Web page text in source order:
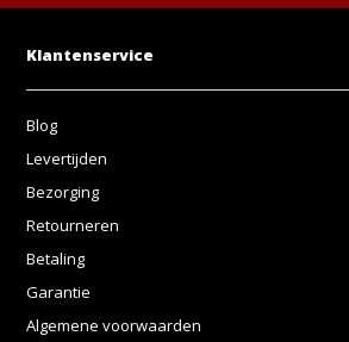
Klantenservice
Blog
Levertijden
Bezorging
Retourneren
Betaling
Garantie
Algemene voorwaarden